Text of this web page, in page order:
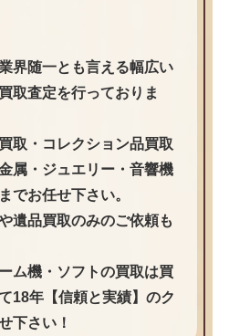
界随一とも言える幅広い
取査定を行っておりま
取・コレクション品買取
属・ジュエリー・音響機
でお任せ下さい。
遺品買取のみのご依頼も
ム機・ソフトの買取は買
18年【信頼と実績】のク
下さい！